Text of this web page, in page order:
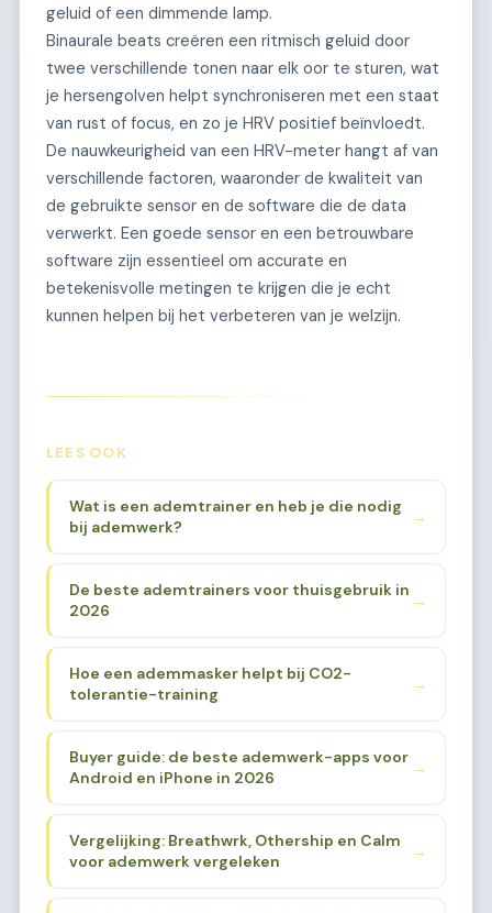
geluid of een dimmende lamp.
Binaurale beats creëren een ritmisch geluid door
twee verschillende tonen naar elk oor te sturen, wat
je hersengolven helpt synchroniseren met een staat
van rust of focus, en zo je HRV positief beïnvloedt.
De nauwkeurigheid van een HRV-meter hangt af van
verschillende factoren, waaronder de kwaliteit van
de gebruikte sensor en de software die de data
verwerkt. Een goede sensor en een betrouwbare
software zijn essentieel om accurate en
betekenisvolle metingen te krijgen die je echt
kunnen helpen bij het verbeteren van je welzijn.
LEES OOK
Wat is een ademtrainer en heb je die nodig
bij ademwerk?
→
De beste ademtrainers voor thuisgebruik in
2026
→
Hoe een ademmasker helpt bij CO2-
tolerantie-training
→
Buyer guide: de beste ademwerk-apps voor
Android en iPhone in 2026
→
Vergelijking: Breathwrk, Othership en Calm
voor ademwerk vergeleken
→